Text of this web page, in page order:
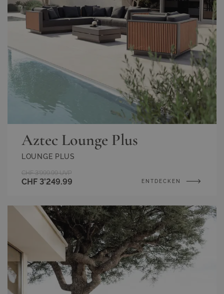
Aztec Lounge Plus
LOUNGE PLUS
CHF 3’249.99
CHF 3’999.99 UVP
ENTDECKEN